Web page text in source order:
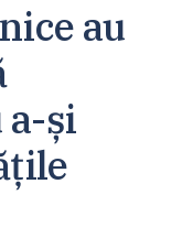
au
și